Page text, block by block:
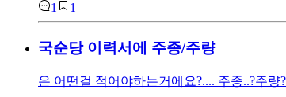
1 1
국순당이력서에 주종/주량
은 어떤걸 적어야하는거에요?.... 주종..?주